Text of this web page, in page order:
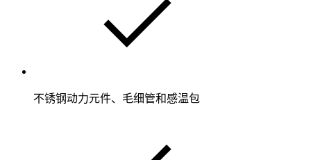
不锈钢动力元件、毛细管和感温包